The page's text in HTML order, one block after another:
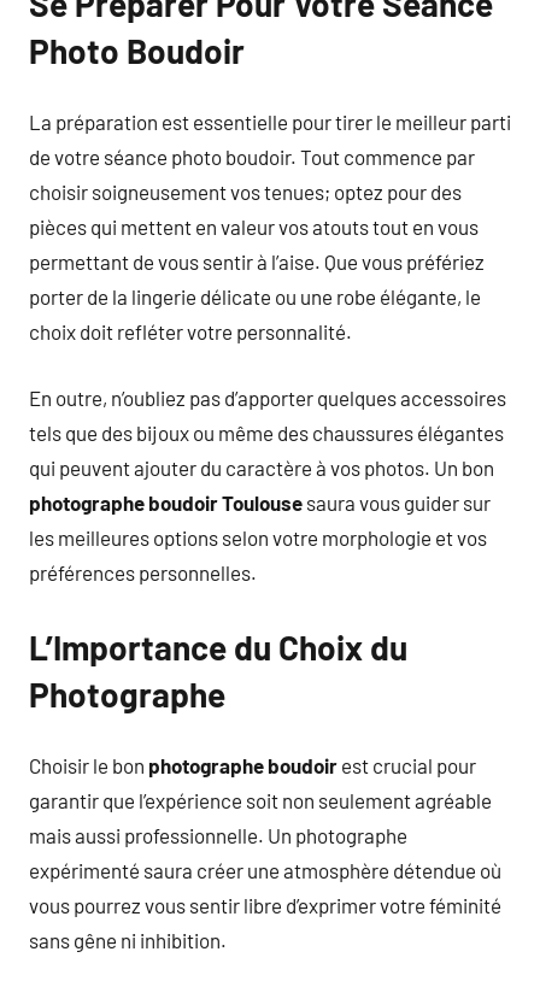
Photo Boudoir
La préparation est essentielle pour tirer le meilleur parti
de votre séance photo boudoir. Tout commence par
choisir soigneusement vos tenues; optez pour des
pièces qui mettent en valeur vos atouts tout en vous
permettant de vous sentir à l’aise. Que vous préfériez
porter de la lingerie délicate ou une robe élégante, le
choix doit refléter votre personnalité.
En outre, n’oubliez pas d’apporter quelques accessoires
tels que des bijoux ou même des chaussures élégantes
qui peuvent ajouter du caractère à vos photos. Un bon
photographe boudoir Toulouse saura vous guider sur
les meilleures options selon votre morphologie et vos
préférences personnelles.
L’Importance du Choix du
Photographe
Choisir le bon photographe boudoir est crucial pour
garantir que l’expérience soit non seulement agréable
mais aussi professionnelle. Un photographe
expérimenté saura créer une atmosphère détendue où
vous pourrez vous sentir libre d’exprimer votre féminité
sans gêne ni inhibition.